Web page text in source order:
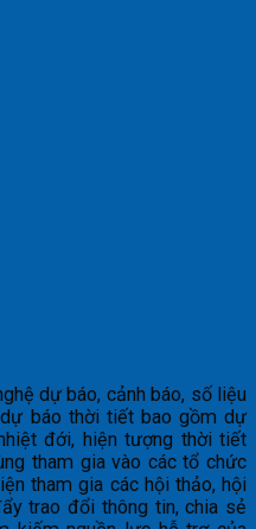
dự báo, cảnh báo, số liệu
báo thời tiết bao gồm dự
đới, hiện tượng thời tiết
tham gia vào các tổ chức
tham gia các hội thảo, hội
trao đổi thông tin, chia sẻ